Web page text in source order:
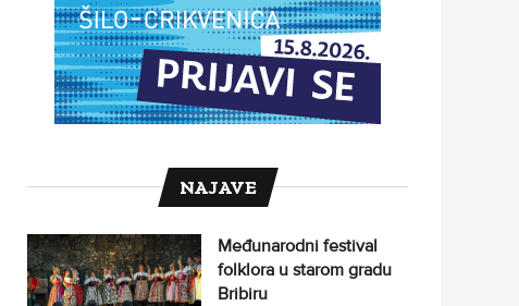
NAJAVE
Međunarodni festival
folklora u starom gradu
Bribiru